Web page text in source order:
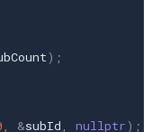
);
&subId nullptr);